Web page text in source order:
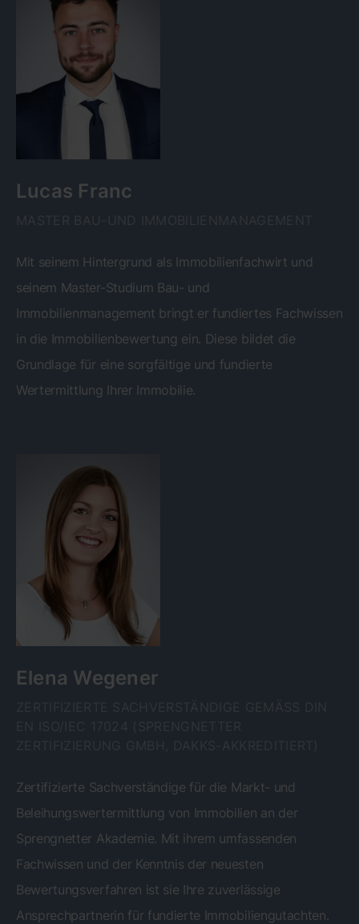
Lucas Franc
Mit seinem Hintergrund als Immobilienfachwirt und
seinem Master-Studium Bau- und
Immobilienmanagement bringt er fundiertes Fachwissen
in die Immobilienbewertung ein. Diese bildet die
Grundlage für eine sorgfältige und fundierte
Wertermittlung Ihrer Immobilie.
Elena Wegener
Zertifizierte Sachverständige für die Markt- und
Beleihungswertermittlung von Immobilien an der
Sprengnetter Akademie. Mit ihrem umfassenden
Fachwissen und der Kenntnis der neuesten
Bewertungsverfahren ist sie Ihre zuverlässige
Ansprechpartnerin für fundierte Immobiliengutachten.